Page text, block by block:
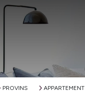
PROVINS APPARTEMENT